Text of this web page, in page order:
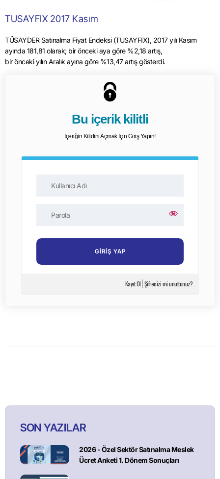
TUSAYFIX 2017 Kasım
TÜSAYDER Satınalma Fiyat Endeksi (TUSAYFIX), 2017 yılı Kasım
ayında 181,81 olarak; bir önceki aya göre %2,18 artış,
bir önceki yılın Aralık ayına göre %13,47 artış gösterdi.
Bu içerik kilitli
İçeriğin Kilidini Açmak İçin Giriş Yapın!
Kayıt Ol Şifrenizi mi unuttunuz?
SON YAZILAR
2026 - Özel Sektör Satınalma Meslek
Ücret Anketi 1. Dönem Sonuçları